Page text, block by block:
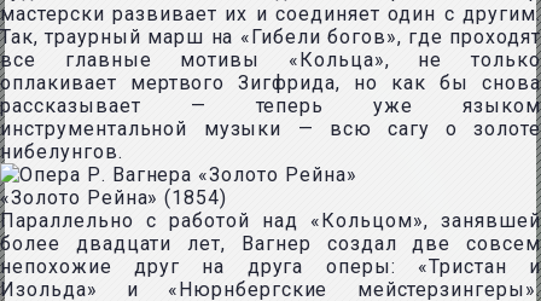
мастерски развивает их и соединяет один с другим.
Так, траурный марш на «Гибели богов», где проходят
все главные мотивы «Кольца», не только
оплакивает мертвого Зигфрида, но как бы снова
рассказывает — теперь уже языком
инструментальной музыки — всю сагу о золоте
нибелунгов.
«Золото Рейна» (1854)
Параллельно с работой над «Кольцом», занявшей
более двадцати лет, Вагнер создал две совсем
непохожие друг на друга оперы: «Тристан и
Изольда» и «Нюрнбергские мейстерзингеры».